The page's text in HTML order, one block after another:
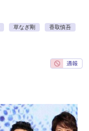
草なぎ剛 香取慎吾